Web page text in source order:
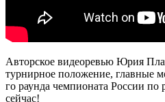
Авторское видеоревью Юрия
турнирное положение, главные
го раунда чемпионата России по
сейчас!